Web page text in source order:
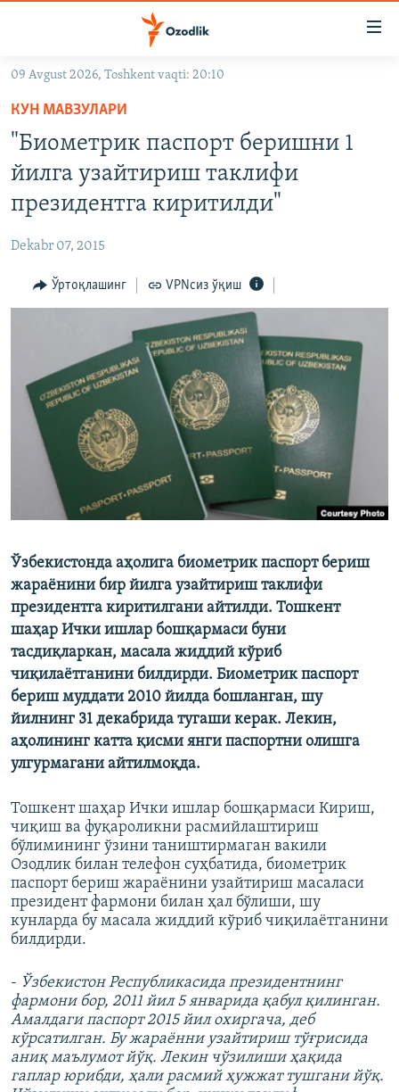
Асосий
навигацияга
ўтинг
Қидиришга
ўтинг
OZODVIDEO
На русском
ИЖТИМОИЙ ТАРМОҚЛАР
Озодлик бошқа тилларда
09 Avgust 2026, Toshkent vaqti: 20:10
КУН МАВЗУЛАРИ
"Биометрик паспорт беришни 1
йилга узайтириш таклифи
президентга киритилди"
Dekabr 07, 2015
Ўртоқлашинг VPNсиз ўқиш
Ўзбекистонда аҳолига биометрик паспорт бериш
жараёнини бир йилга узайтириш таклифи
президентга киритилгани айтилди. Тошкент
шаҳар Ички ишлар бошқармаси буни
тасдиқларкан, масала жиддий кўриб
чиқилаётганини билдирди. Биометрик паспорт
бериш муддати 2010 йилда бошланган, шу
йилнинг 31 декабрида тугаши керак. Лекин,
аҳолининг катта қисми янги паспортни олишга
улгурмагани айтилмоқда.
Тошкент шаҳар Ички ишлар бошқармаси Кириш,
чиқиш ва фуқароликни расмийлаштириш
бўлимининг ўзини таништирмаган вакили
Озодлик билан телефон суҳбатида, биометрик
паспорт бериш жараёнини узайтириш масаласи
президент фармони билан ҳал бўлиши, шу
кунларда бу масала жиддий кўриб чиқилаётганини
билдирди.
- Ўзбекистон Республикасида президентнинг
фармони бор, 2011 йил 5 январида қабул қилинган.
Амалдаги паспорт 2015 йил охиргача, деб
кўрсатилган. Бу жараённи узайтириш тўғрисида
аниқ маълумот йўқ. Лекин чўзилиши ҳақида
гаплар юрибди, ҳали расмий ҳужжат тушгани йўқ.